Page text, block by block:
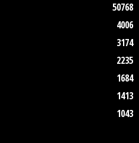
50768
4006
3174
2235
1684
1413
1043